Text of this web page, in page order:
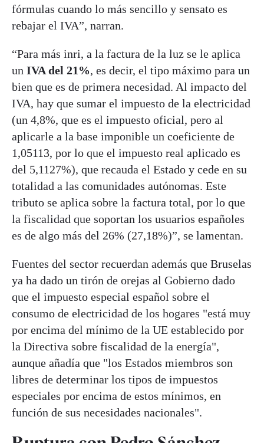
fórmulas cuando lo más sencillo y sensato es
rebajar el IVA”, narran.
“Para más inri, a la factura de la luz se le aplica
un IVA del 21%, es decir, el tipo máximo para un
bien que es de primera necesidad. Al impacto del
IVA, hay que sumar el impuesto de la electricidad
(un 4,8%, que es el impuesto oficial, pero al
aplicarle a la base imponible un coeficiente de
1,05113, por lo que el impuesto real aplicado es
del 5,1127%), que recauda el Estado y cede en su
totalidad a las comunidades autónomas. Este
tributo se aplica sobre la factura total, por lo que
la fiscalidad que soportan los usuarios españoles
es de algo más del 26% (27,18%)”, se lamentan.
Fuentes del sector recuerdan además que Bruselas
ya ha dado un tirón de orejas al Gobierno dado
que el impuesto especial español sobre el
consumo de electricidad de los hogares "está muy
por encima del mínimo de la UE establecido por
la Directiva sobre fiscalidad de la energía",
aunque añadía que "los Estados miembros son
libres de determinar los tipos de impuestos
especiales por encima de estos mínimos, en
función de sus necesidades nacionales".